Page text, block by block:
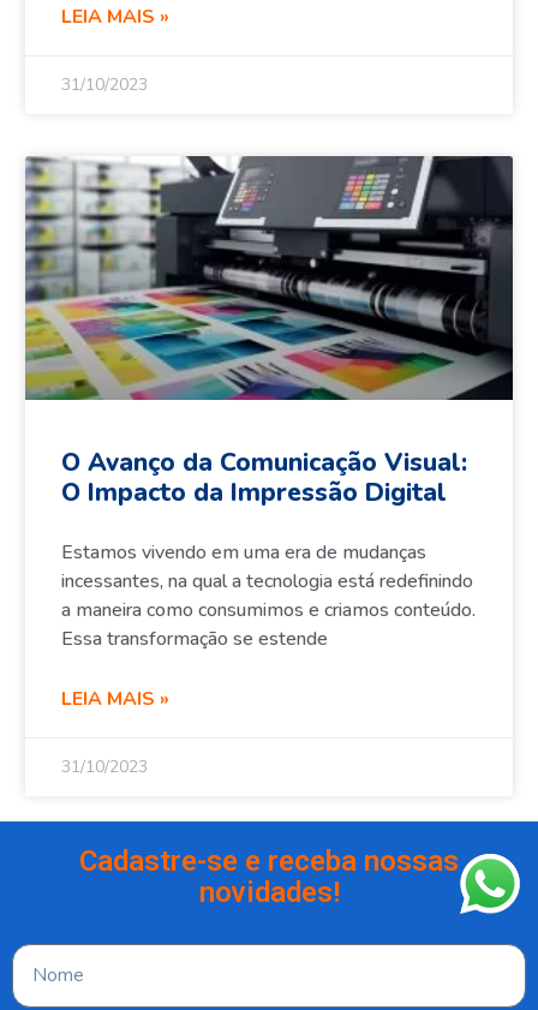
LEIA MAIS »
31/10/2023
O Avanço da Comunicação Visual:
O Impacto da Impressão Digital
Estamos vivendo em uma era de mudanças
incessantes, na qual a tecnologia está redefinindo
a maneira como consumimos e criamos conteúdo.
Essa transformação se estende
LEIA MAIS »
31/10/2023
Cadastre-se e receba nossas
novidades!